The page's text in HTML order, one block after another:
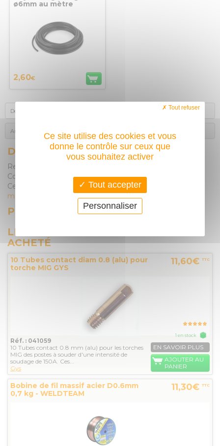
ø6mm au mètre
2,60€
Description Produits complémentaires
Autres achats des internautes
DESCRIPTION
Ressort de buse vendu par lot de 2
Compatible avec la torche WMT2-15 A
Ce ressort s'adapte sur la torche duposte à souder mig
mag cemont maxistar
PRODUITS COMPLÉMENTAIRES
LES INTERNAUTES ONT ÉGALEMENT
ACHETÉ
10 Tubes contact diam 0.8 (alu) pour
torche MIG GYS
11,60€ TTC
Réf. : 041059
10 Tubes contact 0.8 mm (alu) pour les torches
MIG des postes à souder d'une intensité de
soudage de 150A. Ces...
Gys
1 en stock
EN SAVOIR PLUS
AJOUTER AU
PANIER
Bobine de fil massif acier D0.6mm
0,7 kg - WELDTEAM
11,30€ TTC
Ce site utilise des cookies et vous
donne le contrôle sur ceux que
vous souhaitez activer
Tout accepter
Tout refuser
Personnaliser